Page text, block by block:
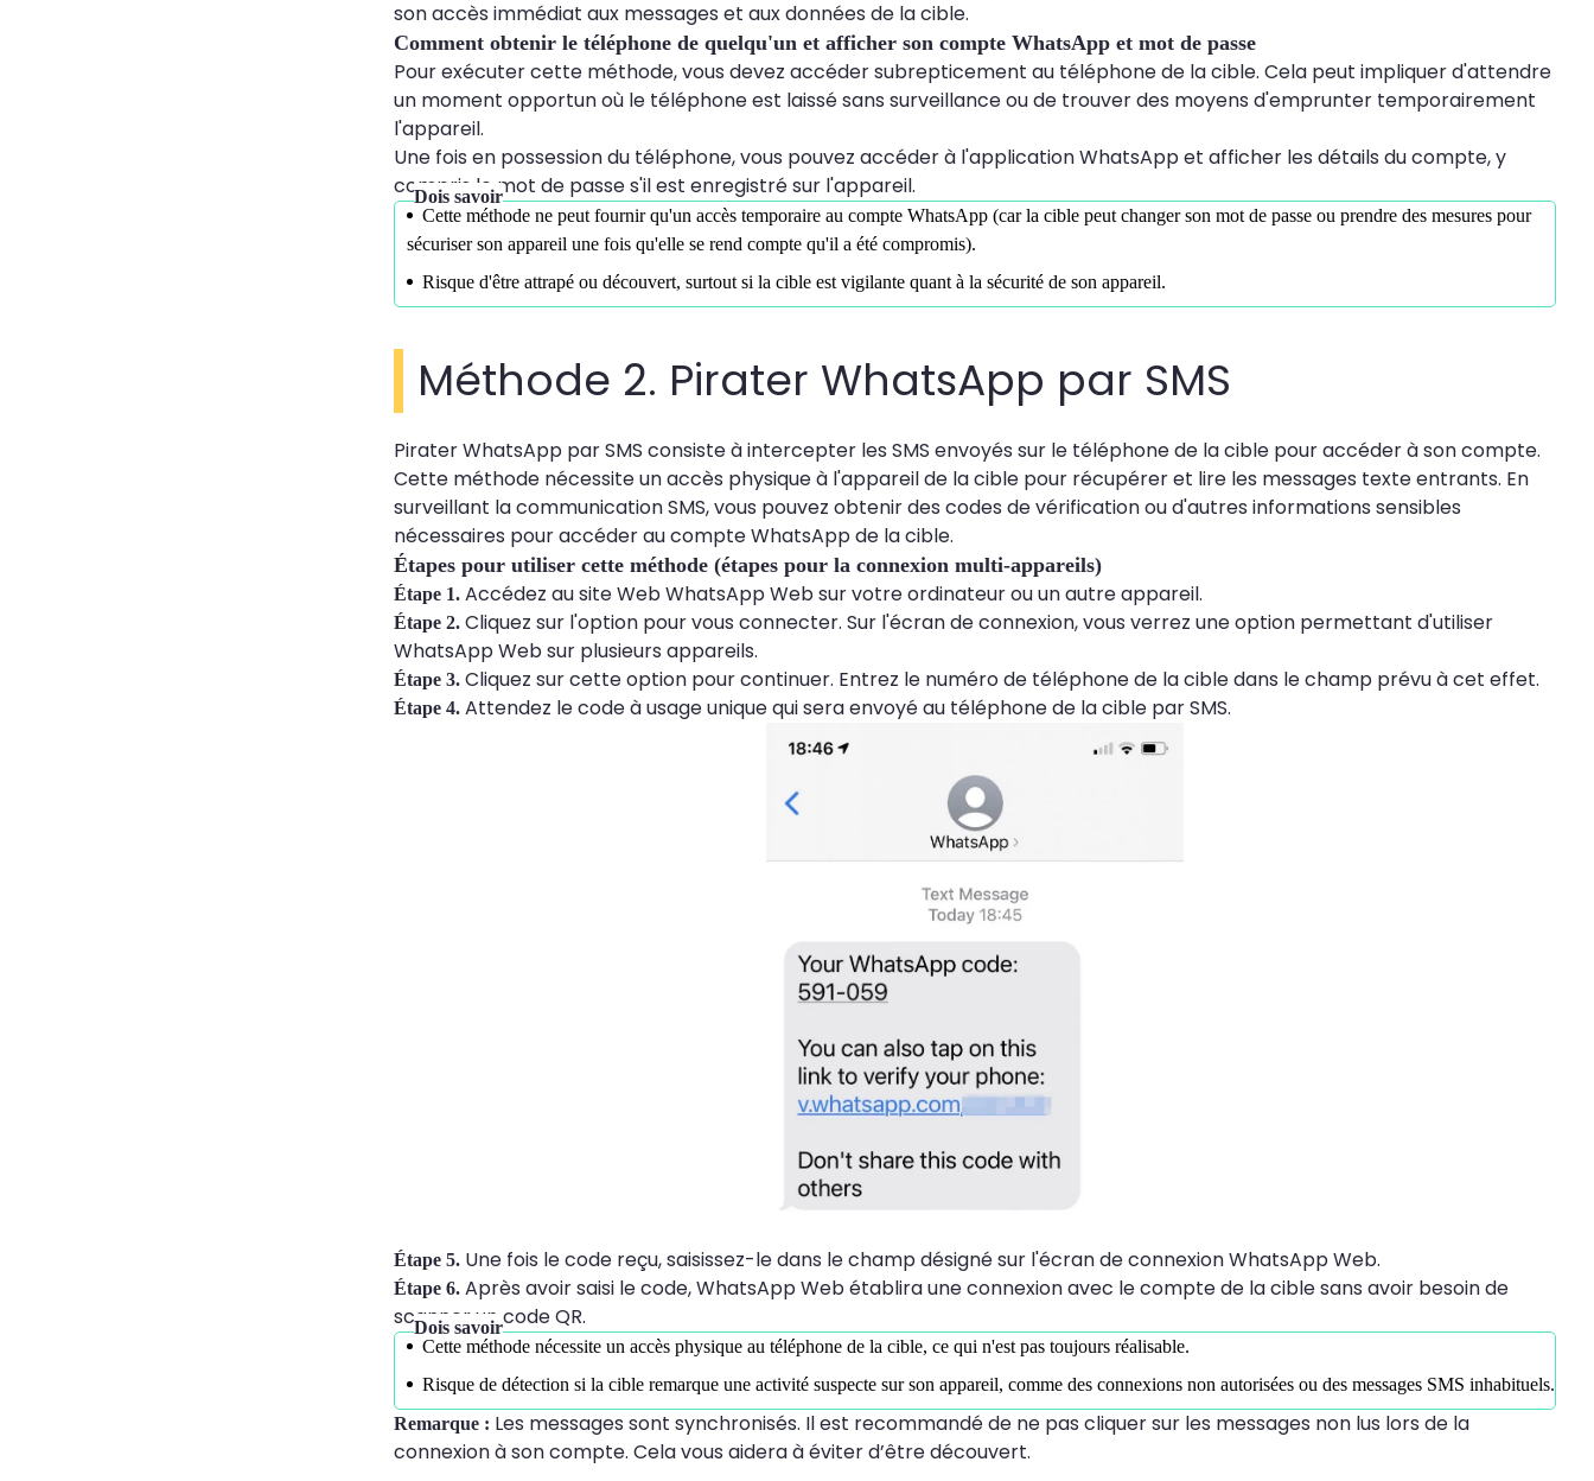
son accès immédiat aux messages et aux données de la cible.
Comment obtenir le téléphone de quelqu'un et afficher son compte WhatsApp et mot de passe
Pour exécuter cette méthode, vous devez accéder subrepticement au téléphone de la cible. Cela peut impliquer d'attendre
un moment opportun où le téléphone est laissé sans surveillance ou de trouver des moyens d'emprunter temporairement
l'appareil.
Une fois en possession du téléphone, vous pouvez accéder à l'application WhatsApp et afficher les détails du compte, y
compris le mot de passe s'il est enregistré sur l'appareil.
Dois savoir
Cette méthode ne peut fournir qu'un accès temporaire au compte WhatsApp (car la cible peut changer son mot de passe ou prendre des mesures pour
sécuriser son appareil une fois qu'elle se rend compte qu'il a été compromis).
Risque d'être attrapé ou découvert, surtout si la cible est vigilante quant à la sécurité de son appareil.
Méthode 2. Pirater WhatsApp par SMS
Pirater WhatsApp par SMS consiste à intercepter les SMS envoyés sur le téléphone de la cible pour accéder à son compte.
Cette méthode nécessite un accès physique à l'appareil de la cible pour récupérer et lire les messages texte entrants. En
surveillant la communication SMS, vous pouvez obtenir des codes de vérification ou d'autres informations sensibles
nécessaires pour accéder au compte WhatsApp de la cible.
Étapes pour utiliser cette méthode (étapes pour la connexion multi-appareils)
Étape 1. Accédez au site Web WhatsApp Web sur votre ordinateur ou un autre appareil.
Étape 2. Cliquez sur l'option pour vous connecter. Sur l'écran de connexion, vous verrez une option permettant d'utiliser
WhatsApp Web sur plusieurs appareils.
Étape 3. Cliquez sur cette option pour continuer. Entrez le numéro de téléphone de la cible dans le champ prévu à cet effet.
Étape 4. Attendez le code à usage unique qui sera envoyé au téléphone de la cible par SMS.
Étape 5. Une fois le code reçu, saisissez-le dans le champ désigné sur l'écran de connexion WhatsApp Web.
Étape 6. Après avoir saisi le code, WhatsApp Web établira une connexion avec le compte de la cible sans avoir besoin de
scanner un code QR.
Dois savoir
Cette méthode nécessite un accès physique au téléphone de la cible, ce qui n'est pas toujours réalisable.
Risque de détection si la cible remarque une activité suspecte sur son appareil, comme des connexions non autorisées ou des messages SMS inhabituels.
Remarque : Les messages sont synchronisés. Il est recommandé de ne pas cliquer sur les messages non lus lors de la
connexion à son compte. Cela vous aidera à éviter d’être découvert.